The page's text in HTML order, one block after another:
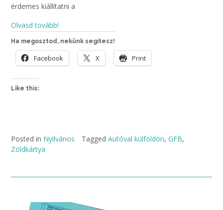
érdemes kiállítatni a
Olvasd tovább!
Ha megosztod, nekünk segítesz!
Facebook X Print
Like this:
Posted in Nyilvános Tagged Autóval külföldön, GFB,
Zöldkártya